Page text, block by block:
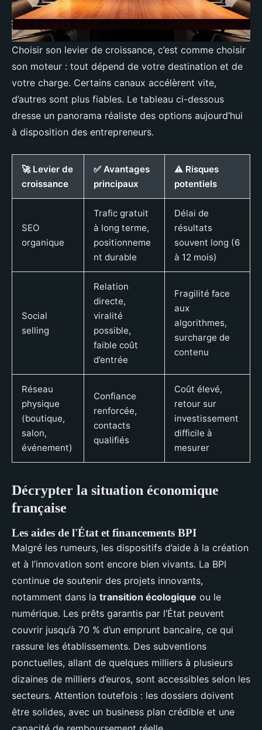
Choisir son levier de croissance, c’est comme choisir
son moteur : tout dépend de votre destination et de
votre charge. Certains canaux accélèrent vite,
d’autres sont plus fiables. Le tableau ci-dessous
dresse un panorama réaliste des options aujourd’hui
à disposition des entrepreneurs.
🚀 Levier de
croissance
✅ Avantages
principaux
⚠️ Risques
potentiels
SEO
organique
Trafic gratuit
à long terme,
positionneme
nt durable
Délai de
résultats
souvent long (6
à 12 mois)
Social
selling
Relation
directe,
viralité
possible,
faible coût
d’entrée
Fragilité face
aux
algorithmes,
surcharge de
contenu
Réseau
physique
(boutique,
salon,
événement)
Confiance
renforcée,
contacts
qualifiés
Coût élevé,
retour sur
investissement
difficile à
mesurer
Décrypter la situation économique
française
Les aides de l'État et financements BPI
Malgré les rumeurs, les dispositifs d’aide à la création
et à l’innovation sont encore bien vivants. La BPI
continue de soutenir des projets innovants,
notamment dans la transition écologique ou le
numérique. Les prêts garantis par l’État peuvent
couvrir jusqu’à 70 % d’un emprunt bancaire, ce qui
rassure les établissements. Des subventions
ponctuelles, allant de quelques milliers à plusieurs
dizaines de milliers d’euros, sont accessibles selon les
secteurs. Attention toutefois : les dossiers doivent
être solides, avec un business plan crédible et une